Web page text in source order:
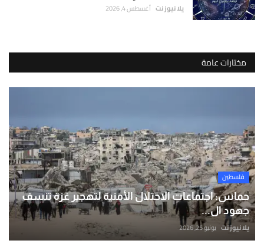
يلا نيوز نت أغسطس 4, 2026
مختارات عامة
فلسطين
حماس: اجتماعات الاحتلال الأمنية لتهجير غزة تنسف
جهود ال...
يلا نيوز نت يونيو 25, 2026